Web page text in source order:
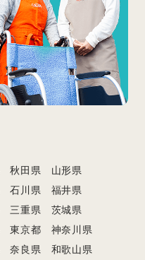
秋田県
山形県
石川県
福井県
三重県
茨城県
東京都
神奈川県
奈良県
和歌山県